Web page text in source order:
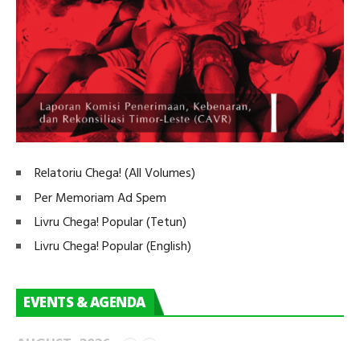
Relatoriu Chega! (All Volumes)
Per Memoriam Ad Spem
Livru Chega! Popular (Tetun)
Livru Chega! Popular (English)
EVENTS & AGENDA